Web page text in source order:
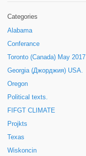
Categories
Alabama
Conferance
Toronto (Canada) May 2017
Georgia (Джорджия) USA.
Oregon
Political texts.
FIFGT CLIMATE
Projkts
Texas
Wiskoncin